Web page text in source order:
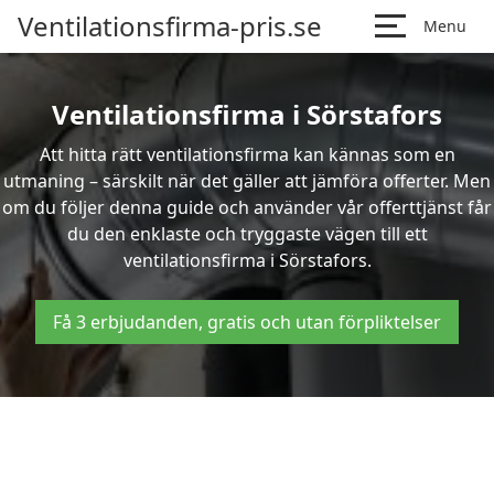
Ventilationsfirma-pris.se Menu
Ventilationsfirma i Sörstafors
Att hitta rätt ventilationsfirma kan kännas som en
utmaning – särskilt när det gäller att jämföra offerter. Men
om du följer denna guide och använder vår offerttjänst får
du den enklaste och tryggaste vägen till ett
ventilationsfirma i Sörstafors.
Få 3 erbjudanden, gratis och utan förpliktelser